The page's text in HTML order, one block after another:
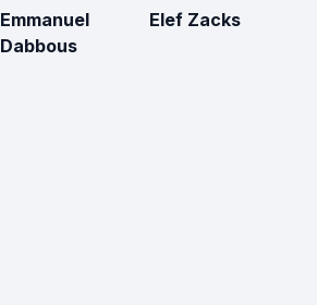
Emmanuel
Dabbous
Elef Zacks